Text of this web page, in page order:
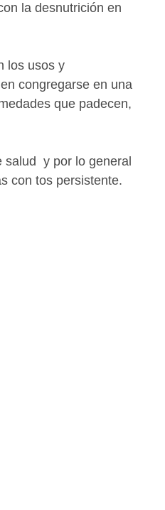
la desnutrición en
los usos y
congregarse en una
que padecen,
y por lo general
con tos persistente.